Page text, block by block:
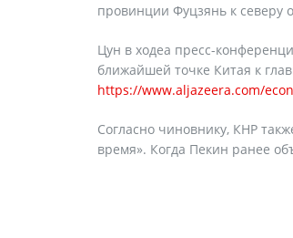
провинции Фуцзянь к северу
Цун в ходеа пресс-
ближайшей точке Китая к
https://www.aljazeera.com/
Согласно чиновнику, КНР
время». Когда Пекин ранее